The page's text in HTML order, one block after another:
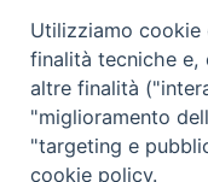
Contatti:Tel.:
E-mail:
Orari: dal
Utilizziamo
finalità tecniche e,
altre finalità
"miglioramento
"targeting e
cookie policy.